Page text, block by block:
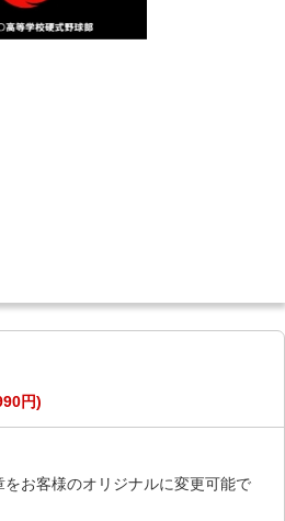
円)
お客様のオリジナルに変更可能で